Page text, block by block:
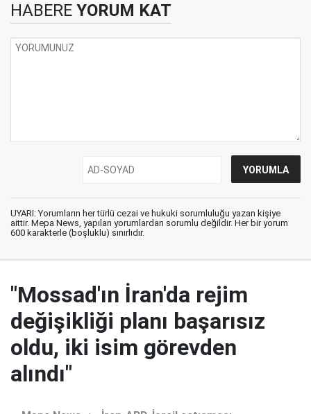
HABERE YORUM KAT
UYARI: Yorumların her türlü cezai ve hukuki sorumluluğu yazan kişiye
aittir. Mepa News, yapılan yorumlardan sorumlu değildir. Her bir yorum
600 karakterle (boşluklu) sınırlıdır.
"Mossad'ın İran'da rejim
değişikliği planı başarısız
oldu, iki isim görevden
alındı"